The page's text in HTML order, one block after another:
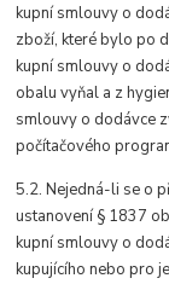
kupní smlouvy o
zboží, které bylo po
kupní smlouvy o
obalu vyňal a z
smlouvy o dodávce
počítačového
5.2. Nejedná-li se o
ustanovení § 1837
kupní smlouvy o
kupujícího nebo pro